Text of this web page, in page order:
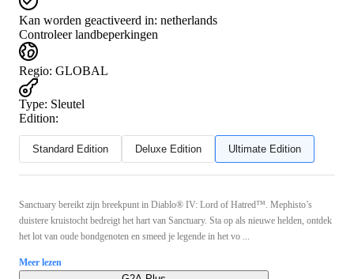
Kan worden geactiveerd in: netherlands
Controleer landbeperkingen
Regio: GLOBAL
Type: Sleutel
Edition:
Standard Edition Deluxe Edition Ultimate Edition
Sanctuary bereikt zijn breekpunt in Diablo® IV: Lord of Hatred™. Mephisto’s
duistere kruistocht bedreigt het hart van Sanctuary. Sta op als nieuwe helden, ontdek
het lot van oude bondgenoten en smeed je legende in het vo ...
Meer lezen